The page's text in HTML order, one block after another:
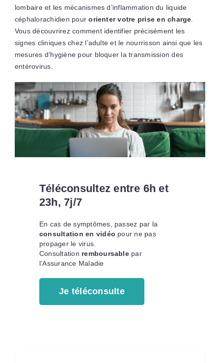
lombaire et les mécanismes d’inflammation du liquide
céphalorachidien pourorienter votre prise en charge
Vous découvrirez comment identifier précisément les
signes cliniques chez l’adulte et le nourrisson ainsi que les
mesures d’hygiène pour bloquer la transmission des
entérovirus.
Téléconsultez entre 6h et
23h, 7j/7
En cas de symptômes, passez par la
consultation en vidéo pour ne pas
propager le virus.
Consultation remboursablepar
l’Assurance Maladie
Je téléconsulte